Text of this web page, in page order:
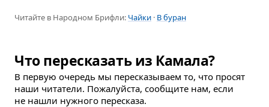
Читайте в Народном Брифли: Чайки · В буран
Что пересказать из Камала?
В первую очередь мы пересказываем то, что просят
наши читатели. Пожалуйста, сообщите нам, если
не нашли нужного пересказа.